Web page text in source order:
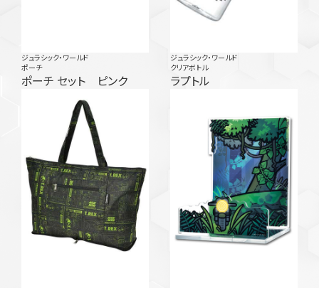
ジュラシック・ワールド
ポーチ
ポーチ セット ピンク
ジュラシック・ワールド
クリアボトル
ラプトル